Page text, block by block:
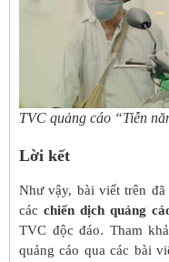
TVC quảng cáo “Tiễn
Lời kết
Như vậy, bài viết trên
các chiến dịch quảng
TVC độc đáo. Tham
quảng cáo qua các bài